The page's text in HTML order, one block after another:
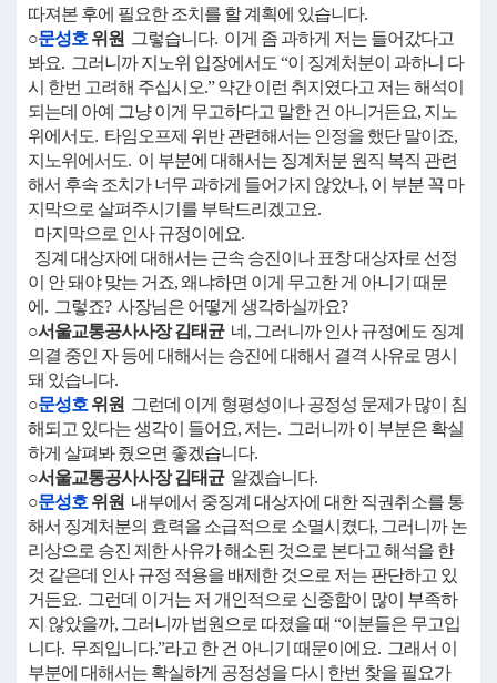
따져본 후에 필요한 조치를 할 계획에 있습니다.
○문성호 위원 그렇습니다. 이게 좀 과하게 저는 들어갔다고
봐요. 그러니까 지노위 입장에서도 “이 징계처분이 과하니 다
시 한번 고려해 주십시오.” 약간 이런 취지였다고 저는 해석이
되는데 아예 그냥 이게 무고하다고 말한 건 아니거든요, 지노
위에서도. 타임오프제 위반 관련해서는 인정을 했단 말이죠,
지노위에서도. 이 부분에 대해서는 징계처분 원직 복직 관련
해서 후속 조치가 너무 과하게 들어가지 않았나, 이 부분 꼭 마
지막으로 살펴주시기를 부탁드리겠고요.
마지막으로 인사 규정이에요.
징계 대상자에 대해서는 근속 승진이나 표창 대상자로 선정
이 안 돼야 맞는 거죠, 왜냐하면 이게 무고한 게 아니기 때문
에. 그렇죠? 사장님은 어떻게 생각하실까요?
○서울교통공사사장 김태균네, 그러니까 인사 규정에도 징계
의결 중인 자 등에 대해서는 승진에 대해서 결격 사유로 명시
돼 있습니다.
○문성호 위원 그런데 이게 형평성이나 공정성 문제가 많이 침
해되고 있다는 생각이 들어요, 저는. 그러니까 이 부분은 확실
하게 살펴봐 줬으면 좋겠습니다.
○서울교통공사사장 김태균알겠습니다.
○문성호 위원 내부에서 중징계 대상자에 대한 직권취소를 통
해서 징계처분의 효력을 소급적으로 소멸시켰다, 그러니까 논
리상으로 승진 제한 사유가 해소된 것으로 본다고 해석을 한
것 같은데 인사 규정 적용을 배제한 것으로 저는 판단하고 있
거든요. 그런데 이거는 저 개인적으로 신중함이 많이 부족하
지 않았을까, 그러니까 법원으로 따졌을 때 “이분들은 무고입
니다. 무죄입니다.”라고 한 건 아니기 때문이에요. 그래서 이
부분에 대해서는 확실하게 공정성을 다시 한번 찾을 필요가